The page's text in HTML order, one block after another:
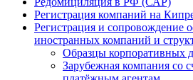
Регистрация компаний на
Регистрация и сопровождение
иностранных компаний и
Образцы корпоративных
Зарубежная компания со